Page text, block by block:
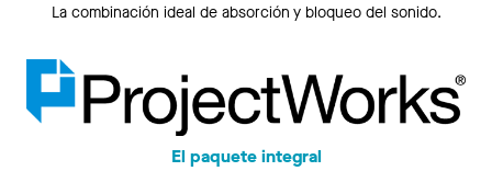
La combinación ideal de absorción y bloqueo del sonido.
El paquete integral